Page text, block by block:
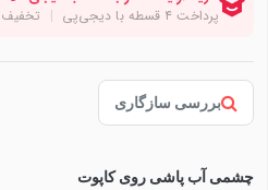
بررسی سازگاری
چشمی آب پاشی روی کاپوت